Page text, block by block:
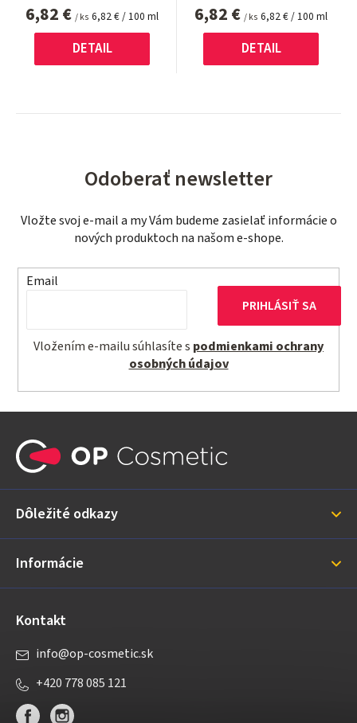
6,82 € / ks Jednotková
cena:
6,82 € / 100 ml
DETAIL
6,82 € / ks Jednotková
cena:
6,82 € / 100 ml
DETAIL
Odoberať newsletter
Vložte svoj e-mail a my Vám budeme zasielať informácie o
nových produktoch na našom e-shope.
Email
Vložením e-mailu súhlasíte s podmienkami ochrany
osobných údajov
PRIHLÁSIŤ SA
ä
i
Dôležité odkazy
Informácie
Kontakt
info@op-cosmetic.sk
+420 778 085 121